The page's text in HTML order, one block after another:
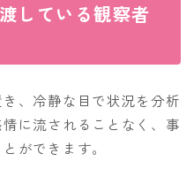
している観察者
、冷静な目で状況を分析
に流されることなく、事
ができます。